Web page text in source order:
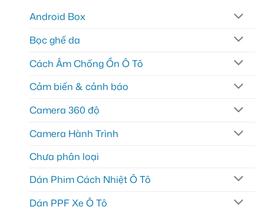
Android Box
Bọc ghế da
Cách Âm Chống Ồn Ô Tô
Cảm biến & cảnh báo
Camera 360 độ
Camera Hành Trình
Chưa phân loại
Dán Phim Cách Nhiệt Ô Tô
Dán PPF Xe Ô Tô